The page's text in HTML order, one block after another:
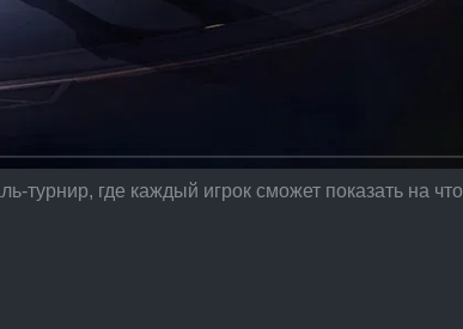
где каждый игрок сможет показать на что